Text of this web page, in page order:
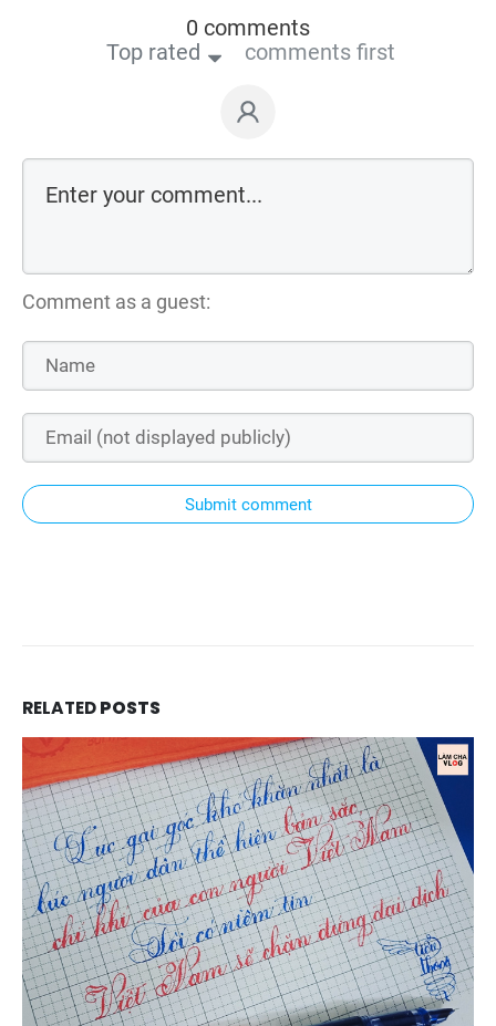
0 comments
Top rated
comments first
Comment as a guest:
Submit comment
RELATEDPOSTS